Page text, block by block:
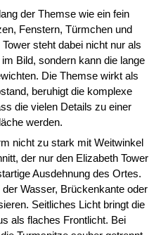
der Themse wie ein fein
Fenstern, Türmchen und
steht dabei nicht nur als
Bild, sondern kann die lange
Die Themse wirkt als
beruhigt die komplexe
die vielen Details zu einer
werden.
nicht zu stark mit Weitwinkel
der nur den Elizabeth Tower
Ausdehnung des Ortes.
Wasser, Brückenkante oder
Seitliches Licht bringt die
als flaches Frontlicht. Bei